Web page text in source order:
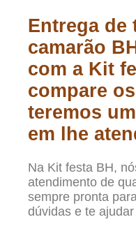
Entrega de
camarão
com a Kit
compare
teremos
em lhe
Na Kit festa BH,
atendimento de
sempre pronta
dúvidas e te